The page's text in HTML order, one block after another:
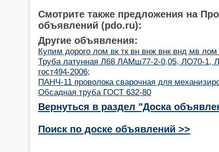
Смотрите также предложения на
объявлений (pdo.ru):
Другие объявления:
Купим дорого лом вк тк вн внж внк внд мв
Труба латунная Л68 ЛАМш77-2-0,05, ЛО70-1,
гост494-2006;
ПАНЧ-11 проволока сварочная для
Обсадная труба ГОСТ 632-80
Вернуться в раздел "Доска
Поиск по доске объявлений >>